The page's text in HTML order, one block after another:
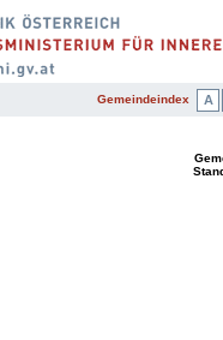
Gemeindeindex A